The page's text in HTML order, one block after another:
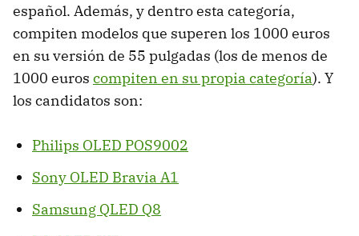
español. Además, y dentro esta categoría,
compiten modelos que superen los 1000 euros
en su versión de 55 pulgadas (los de menos de
1000 euros compiten en su propia categoría). Y
los candidatos son:
Philips OLED POS9002
Sony OLED Bravia A1
Samsung QLED Q8